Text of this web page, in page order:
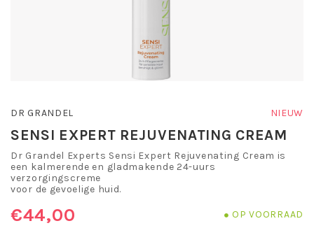
DR GRANDEL NIEUW
SENSI EXPERT REJUVENATING CREAM
Dr Grandel Experts Sensi Expert Rejuvenating Cream is
een kalmerende en gladmakende 24-uurs
verzorgingscreme
voor de gevoelige huid.
€44,00 OP VOORRAAD